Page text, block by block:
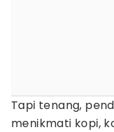
Tapi tenang,
menikmati kopi,